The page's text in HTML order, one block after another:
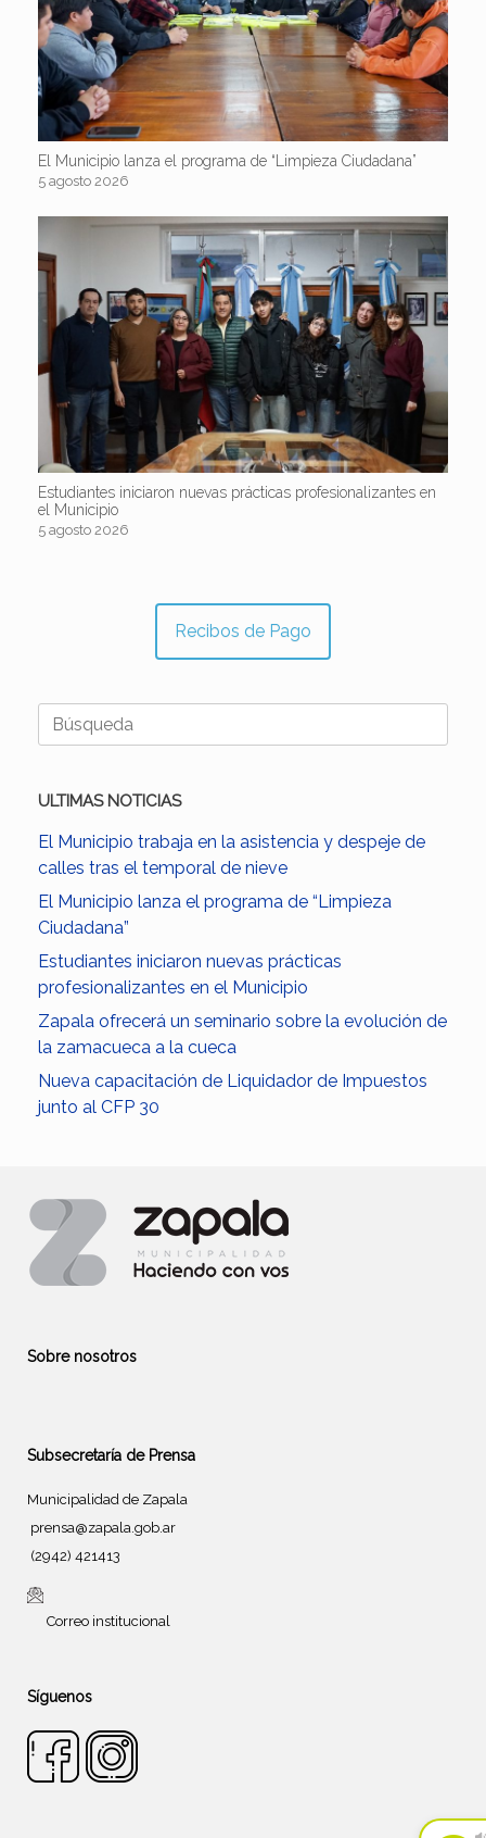
El Municipio lanza el programa de “Limpieza Ciudadana”
5 agosto 2026
Estudiantes iniciaron nuevas prácticas profesionalizantes en
el Municipio
5 agosto 2026
Recibos de Pago
Buscar:
ULTIMAS NOTICIAS
El Municipio trabaja en la asistencia y despeje de
calles tras el temporal de nieve
El Municipio lanza el programa de “Limpieza
Ciudadana”
Estudiantes iniciaron nuevas prácticas
profesionalizantes en el Municipio
Zapala ofrecerá un seminario sobre la evolución de
la zamacueca a la cueca
Nueva capacitación de Liquidador de Impuestos
junto al CFP 30
Sobre nosotros
Subsecretaría de Prensa
Municipalidad de Zapala
prensa@zapala.gob.ar
(2942) 421413
Correo institucional
Síguenos